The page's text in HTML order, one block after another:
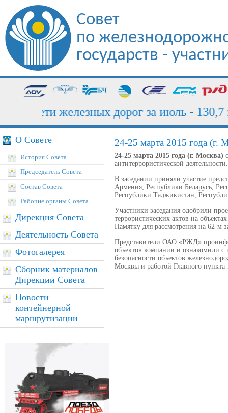
Совет
по
государств -
сети железных дорог за июль - 130,7
О Совете
История Совета
Председатель Совета
Состав Совета
Рабочие органы Совета
Дирекция Совета
Деятельность Совета
Фотогалерея
Сборник материалов
Дирекции Совета
Новости
контейнерной
маршрутизации
24-25 марта 2015 года (г.
24-25 марта 2015 года (г. Москва)
антитеррористической деятельности.
В заседании приняли участие
Армения, Республики Беларусь,
Республики Таджикистан,
Участники заседания одобрили
террористических актов на
Памятку для рассмотрения на 62-м
Представители ОАО «РЖД»
объектов компании и ознакомили с
безопасности объектов
Москвы и работой Главного